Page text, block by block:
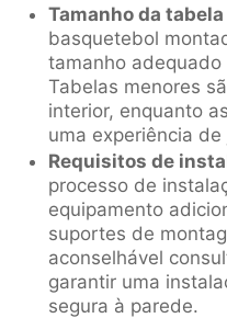
Tamanho da tabela
basquetebol
tamanho
Tabelas menores
interior, enquanto
uma experiência
Requisitos de
processo de
equipamento
suportes de
aconselhável
garantir uma
segura à parede.